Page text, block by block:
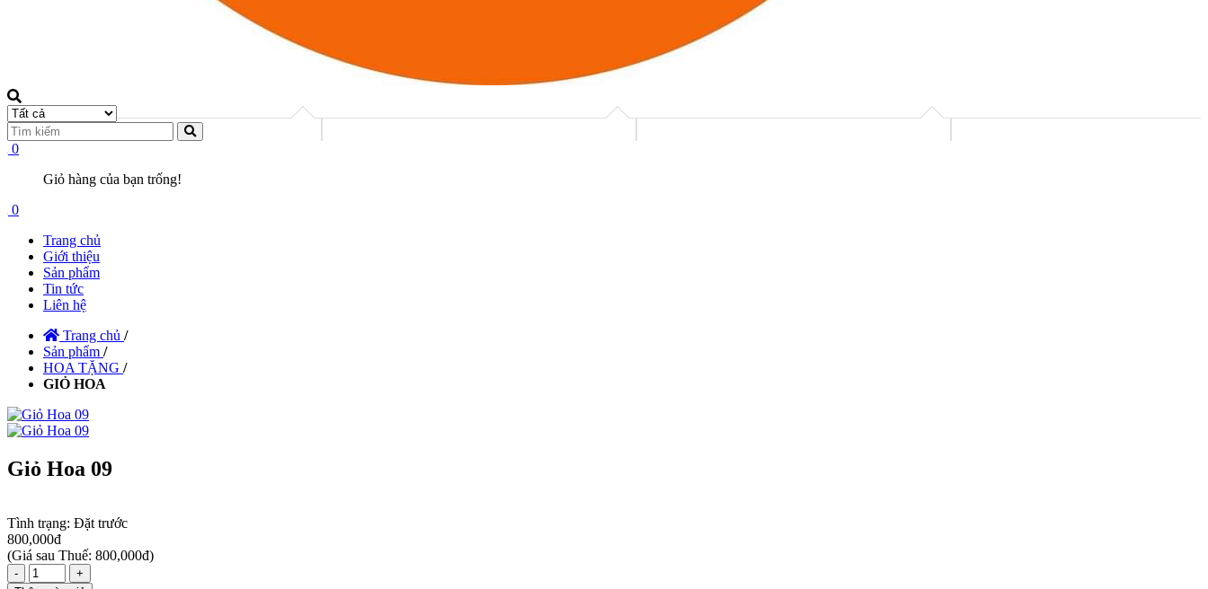
0
Giỏ hàng của bạn trống!
0
Trang chủ
Giới thiệu
Sản phẩm
Tin tức
Liên hệ
Trang chủ /
Sản phẩm /
HOA TẶNG /
GIỎ HOA
Giỏ Hoa 09
Tình trạng: Đặt trước
800,000đ
(Giá sau Thuế: 800,000đ)
-
+